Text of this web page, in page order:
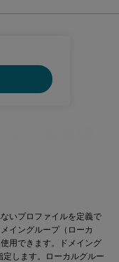
いプロファイルを定義で
イングループ（ローカ
用できます。ドメイング
します。ローカルグルー